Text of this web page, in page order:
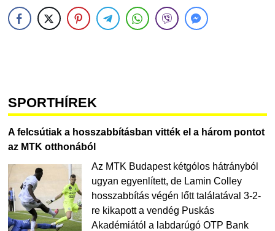
SPORTHÍREK
A felcsútiak a hosszabbításban vitték el a három pontot
az MTK otthonából
Az MTK Budapest kétgólos hátrányból
ugyan egyenlített, de Lamin Colley
hosszabbítás végén lőtt találatával 3-2-
re kikapott a vendég Puskás
Akadémiától a labdarúgó OTP Bank